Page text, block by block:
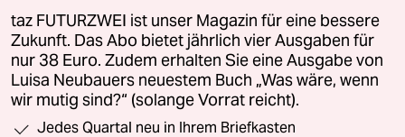
taz FUTURZWEI ist unser Magazin für eine bessere
Zukunft. Das Abo bietet jährlich vier Ausgaben für
nur 38 Euro. Zudem erhalten Sie eine Ausgabe von
Luisa Neubauers neuestem Buch „Was wäre, wenn
wir mutig sind?“ (solange Vorrat reicht).
Jedes Quartal neu in Ihrem Briefkasten